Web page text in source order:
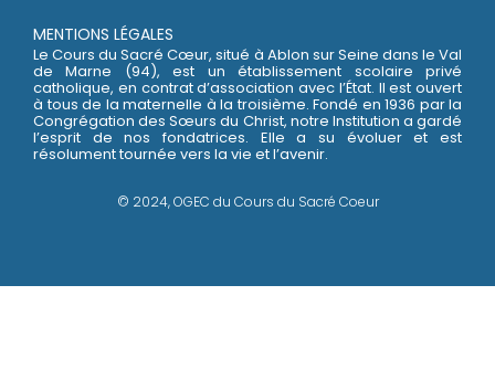
MENTIONS LÉGALES
Le Cours du Sacré Cœur, situé à Ablon sur Seine dans le Val
de Marne (94), est un établissement scolaire privé
catholique, en contrat d’association avec l’État. Il est ouvert
à tous de la maternelle à la troisième. Fondé en 1936 par la
Congrégation des Sœurs du Christ, notre Institution a gardé
l’esprit de nos fondatrices. Elle a su évoluer et est
résolument tournée vers la vie et l’avenir.
© 2024, OGEC du Cours du Sacré Coeur